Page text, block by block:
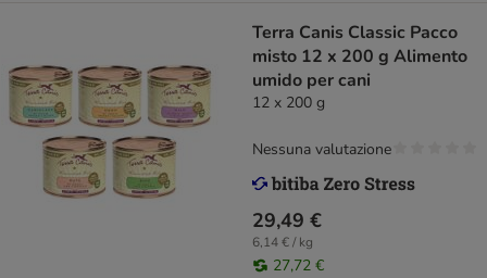
Terra Canis Classic Pacco
misto 12 x 200 g Alimento
umido per cani
12 x 200 g
29,49 €
6,14 € / kg
27,72 €
Nessuna valutazione